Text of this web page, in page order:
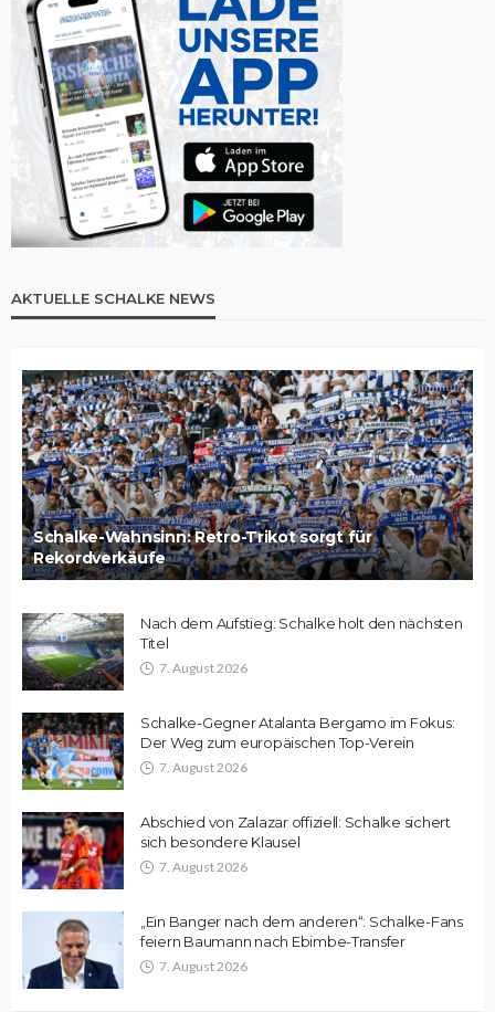
AKTUELLE SCHALKE NEWS
Schalke-Wahnsinn: Retro-Trikot sorgt für
Rekordverkäufe
Nach dem Aufstieg: Schalke holt den nächsten
Titel
7. August 2026
Schalke-Gegner Atalanta Bergamo im Fokus:
Der Weg zum europäischen Top-Verein
7. August 2026
Abschied von Zalazar offiziell: Schalke sichert
sich besondere Klausel
7. August 2026
„Ein Banger nach dem anderen“: Schalke-Fans
feiern Baumann nach Ebimbe-Transfer
7. August 2026